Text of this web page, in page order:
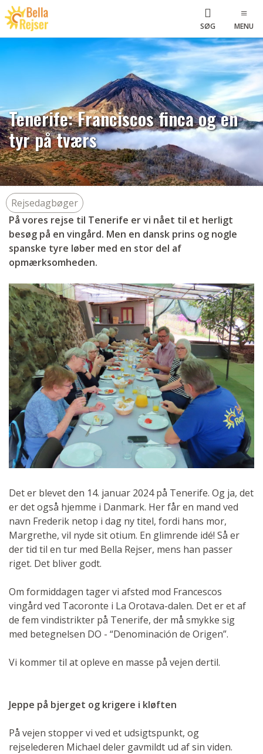
SØG MENU
Tenerife: Franciscos finca og en
tyr på tværs
Rejsedagbøger
På vores rejse til Tenerife er vi nået til et herligt
besøg på en vingård. Men en dansk prins og nogle
spanske tyre løber med en stor del af
opmærksomheden.
Det er blevet den 14. januar 2024 på Tenerife. Og ja, det
er det også hjemme i Danmark. Her får en mand ved
navn Frederik netop i dag ny titel, fordi hans mor,
Margrethe, vil nyde sit otium. En glimrende idé! Så er
der tid til en tur med Bella Rejser, mens han passer
riget. Det bliver godt.
Om formiddagen tager vi afsted mod Francescos
vingård ved Tacoronte i La Orotava-dalen. Det er et af
de fem vindistrikter på Tenerife, der må smykke sig
med betegnelsen DO - “Denominación de Origen”.
Vi kommer til at opleve en masse på vejen dertil.
Jeppe på bjerget og krigere i kløften
På vejen stopper vi ved et udsigtspunkt, og
rejselederen Michael deler gavmildt ud af sin viden.